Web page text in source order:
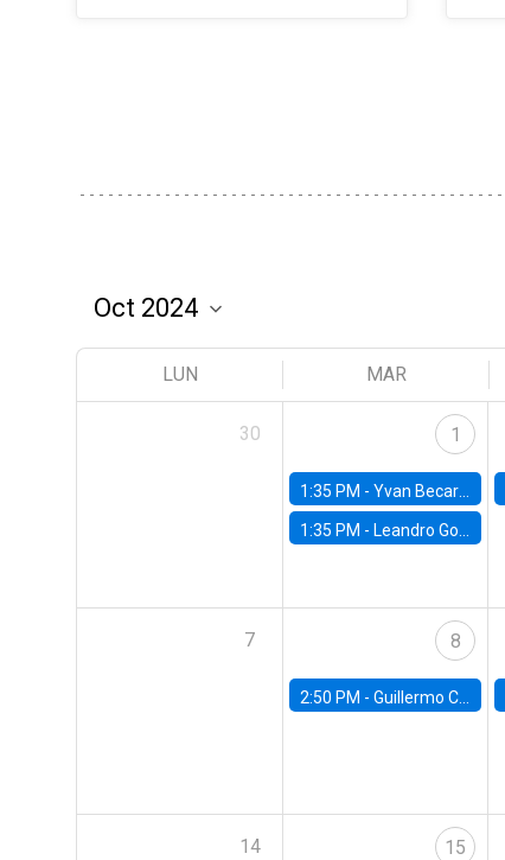
LUN MAR
30 1
1:35 PM - Yvan Becard, PUC Río
1:35 PM - Leandro Gorno, FGV EPGE Brazilian School of Economics and Finance
7 8
2:50 PM - Guillermo Carlomagno, Banco Central de Chile
14 15